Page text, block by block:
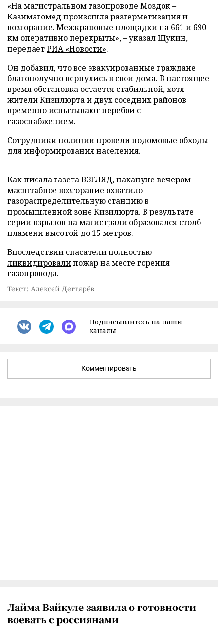
«На магистральном газопроводе Моздок –
Казимагомед произошла разгерметизация и
возгорание. Межкрановые площадки на 661 и 690
км оперативно перекрыты», – указал Щукин,
передаетРИА «Новости».
Он добавил, что все эвакуированные граждане
благополучно вернулись в свои дома. В настоящее
время обстановка остается стабильной, хотя
жители Кизилюрта и двух соседних районов
временно испытывают перебои с
газоснабжением.
Сотрудники полиции провели подомовые обходы
для информирования населения.
Как писала газета ВЗГЛЯД, накануне вечером
масштабное возгорание охватило
газораспределительную станцию в
промышленной зоне Кизилюрта. В результате
серии взрывов на магистрали образовался столб
пламени высотой до 15 метров.
Впоследствии спасатели полностью
ликвидировалипожар на месте горения
газопровода.
Текст: Алексей Дегтярёв
Подписывайтесь на наши
каналы
Комментировать
Лайма Вайкуле заявила о готовности
воевать с россиянами